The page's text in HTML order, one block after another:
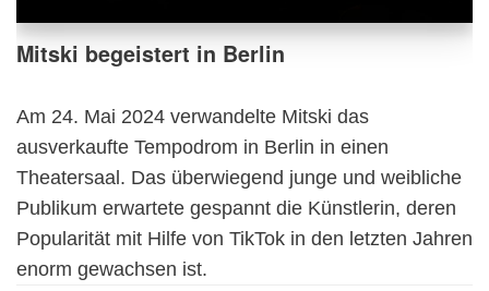
Mitski begeistert in Berlin
Am 24. Mai 2024 verwandelte Mitski das
ausverkaufte Tempodrom in Berlin in einen
Theatersaal. Das überwiegend junge und weibliche
Publikum erwartete gespannt die Künstlerin, deren
Popularität mit Hilfe von TikTok in den letzten Jahren
enorm gewachsen ist.